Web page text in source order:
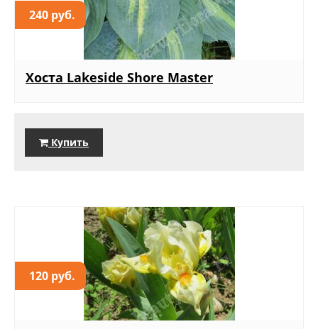
240 руб.
Хоста Lakeside Shore Master
Купить
120 руб.